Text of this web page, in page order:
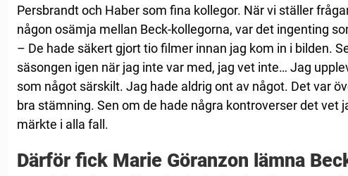
Persbrandt och Haber som fina kollegor. När vi ställer
någon osämja mellan Beck-kollegorna, var det ingenting
– De hade säkert gjort tio filmer innan jag kom in i bilden.
säsongen igen när jag inte var med, jag vet inte… Jag
som något särskilt. Jag hade aldrig ont av något. Det var
bra stämning. Sen om de hade några kontroverser det vet
märkte i alla fall.
Därför fick Marie Göranzon lämna